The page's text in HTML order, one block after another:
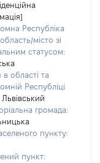
Республіка
місто зі
статусом:
в області та
Республіці
Львівський
громада:
пункту:
пункт: